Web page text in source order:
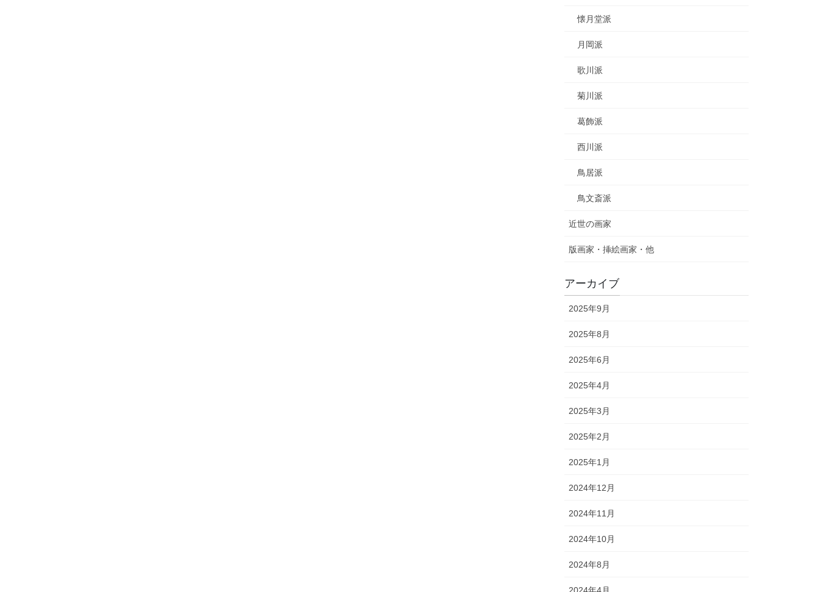
懐月堂派
月岡派
歌川派
菊川派
葛飾派
西川派
鳥居派
鳥文斎派
近世の画家
版画家・挿絵画家・他
アーカイブ
2025年9月
2025年8月
2025年6月
2025年4月
2025年3月
2025年2月
2025年1月
2024年12月
2024年11月
2024年10月
2024年8月